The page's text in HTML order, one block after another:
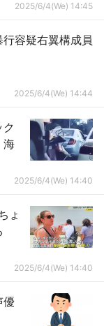
2025/6/4(We) 14:45
容疑右翼構成員
2025/6/4(We) 14:44
海
2025/6/4(We) 14:40
ょ
2025/6/4(We) 14:40
優